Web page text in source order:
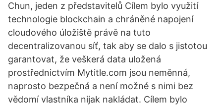
Chun, jeden z představitelů Cílem bylo využití
technologie blockchain a chráněné napojení
cloudového úložiště právě na tuto
decentralizovanou síť, tak aby se dalo s jistotou
garantovat, že veškerá data uložená
prostřednictvím Mytitle.com jsou neměnná,
naprosto bezpečná a není možné s nimi bez
vědomí vlastníka nijak nakládat. Cílem bylo